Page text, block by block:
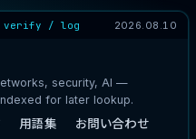
/ log 2026.08.10
security, AI —
for later lookup.
用語集 お問い合わせ